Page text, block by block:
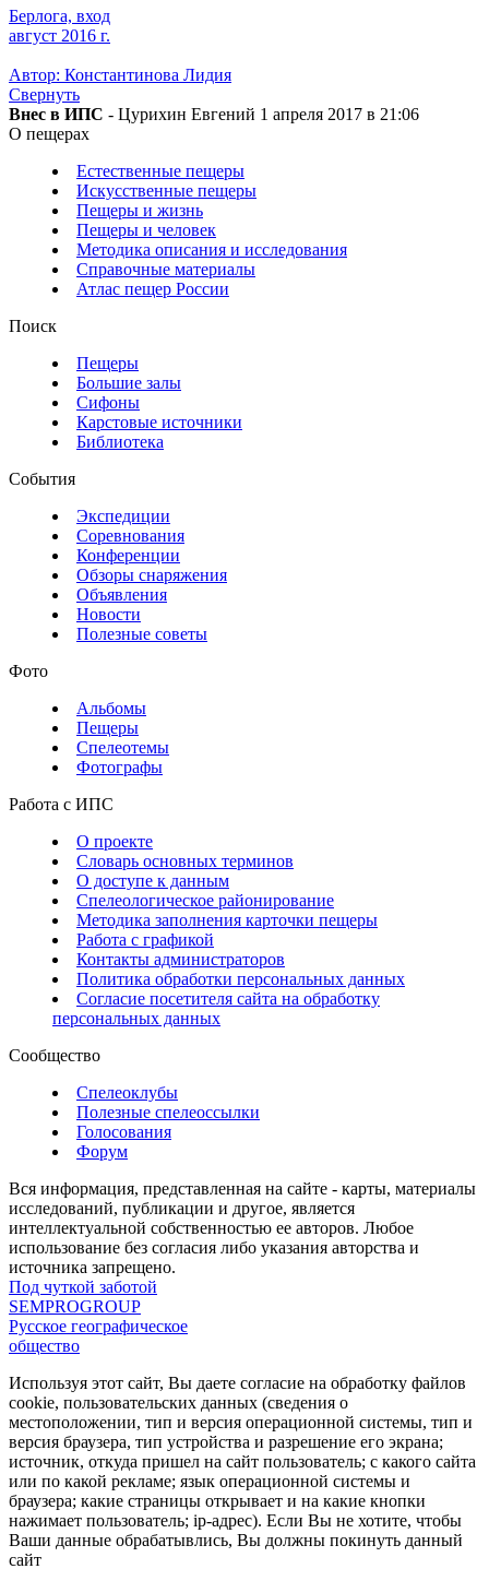
Берлога, вход
август 2016 г.
Автор: Константинова Лидия
Свернуть
Внес в ИПС - Цурихин Евгений 1 апреля 2017 в 21:06
О пещерах
Естественные пещеры
Искусственные пещеры
Пещеры и жизнь
Пещеры и человек
Методика описания и исследования
Справочные материалы
Атлас пещер России
Поиск
Пещеры
Большие залы
Сифоны
Карстовые источники
Библиотека
События
Экспедиции
Соревнования
Конференции
Обзоры снаряжения
Объявления
Новости
Полезные советы
Фото
Альбомы
Пещеры
Спелеотемы
Фотографы
Работа с ИПС
О проекте
Словарь основных терминов
О доступе к данным
Спелеологическое районирование
Методика заполнения карточки пещеры
Работа с графикой
Контакты администраторов
Политика обработки персональных данных
Согласие посетителя сайта на обработку
персональных данных
Сообщество
Спелеоклубы
Полезные спелеоссылки
Голосования
Форум
Вся информация, представленная на сайте - карты, материалы
исследований, публикации и другое, является
интеллектуальной собственностью ее авторов. Любое
использование без согласия либо указания авторства и
источника запрещено.
Под чуткой заботой
SEMPROGROUP
Русское географическое
общество
Используя этот сайт, Вы даете согласие на обработку файлов
cookie, пользовательских данных (сведения о
местоположении, тип и версия операционной системы, тип и
версия браузера, тип устройства и разрешение его экрана;
источник, откуда пришел на сайт пользователь; с какого сайта
или по какой рекламе; язык операционной системы и
браузера; какие страницы открывает и на какие кнопки
нажимает пользователь; ip-адрес). Если Вы не хотите, чтобы
Ваши данные обрабатывлись, Вы должны покинуть данный
сайт